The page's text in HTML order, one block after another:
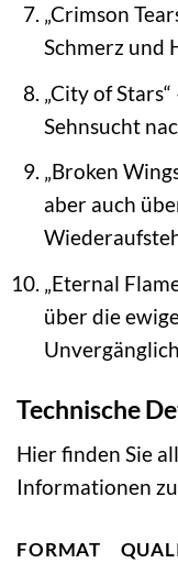
„Crimson
Schmerz und
„City of
Sehnsucht
„Broken
aber auch
„Eternal
über die
Technische
Hier finden Sie
Informationen
FORMAT